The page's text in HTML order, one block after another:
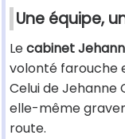
Une équipe,
Lecabinet
volonté farouche
Celui de Jehanne
elle-même
route.